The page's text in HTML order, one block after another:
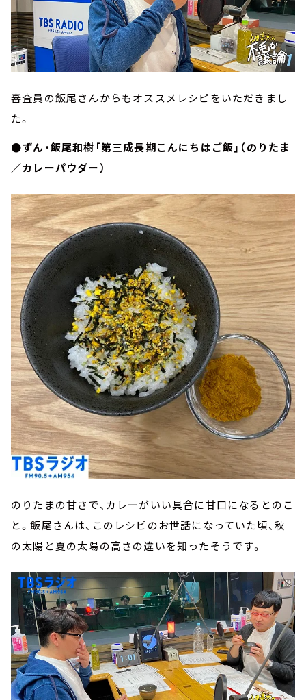
審査員の飯尾さんからもオススメレシピをいただきまし
た。
●ずん・飯尾和樹「第三成長期こんにちはご飯」（のりたま
／カレーパウダー）
のりたまの甘さで、カレーがいい具合に甘口になるとのこ
と。飯尾さんは、このレシピのお世話になっていた頃、秋
の太陽と夏の太陽の高さの違いを知ったそうです。